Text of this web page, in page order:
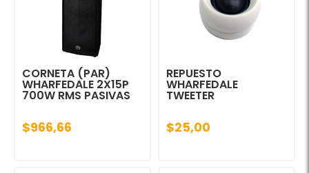
CORNETA (PAR)
WHARFEDALE 2X15P
700W RMS PASIVAS
$966,66
REPUESTO
WHARFEDALE
TWEETER
$25,00